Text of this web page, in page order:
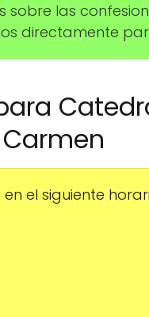
las
directamente
Carmen
el siguiente